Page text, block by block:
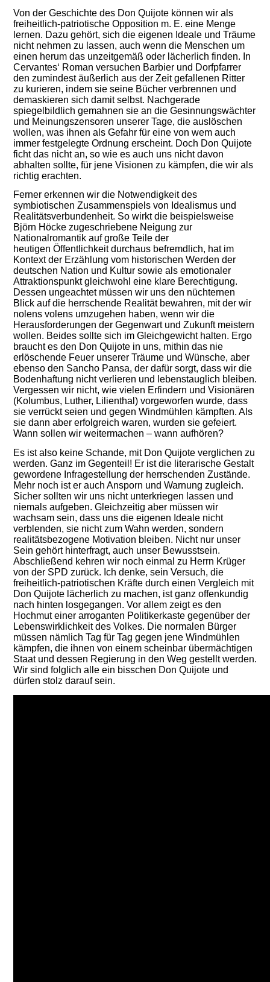
Von der Geschichte des Don Quijote können wir als
freiheitlich-patriotische Opposition m. E. eine Menge
lernen. Dazu gehört, sich die eigenen Ideale und Träume
nicht nehmen zu lassen, auch wenn die Menschen um
einen herum das unzeitgemäß oder lächerlich finden. In
Cervantes‘ Roman versuchen Barbier und Dorfpfarrer
den zumindest äußerlich aus der Zeit gefallenen Ritter
zu kurieren, indem sie seine Bücher verbrennen und
demaskieren sich damit selbst. Nachgerade
spiegelbildlich gemahnen sie an die Gesinnungswächter
und Meinungszensoren unserer Tage, die auslöschen
wollen, was ihnen als Gefahr für eine von wem auch
immer festgelegte Ordnung erscheint. Doch Don Quijote
ficht das nicht an, so wie es auch uns nicht davon
abhalten sollte, für jene Visionen zu kämpfen, die wir als
richtig erachten.
Ferner erkennen wir die Notwendigkeit des
symbiotischen Zusammenspiels von Idealismus und
Realitätsverbundenheit. So wirkt die beispielsweise
Björn Höcke zugeschriebene Neigung zur
Nationalromantik auf große Teile der
heutigen Öffentlichkeit durchaus befremdlich, hat im
Kontext der Erzählung vom historischen Werden der
deutschen Nation und Kultur sowie als emotionaler
Attraktionspunkt gleichwohl eine klare Berechtigung.
Dessen ungeachtet müssen wir uns den nüchternen
Blick auf die herrschende Realität bewahren, mit der wir
nolens volens umzugehen haben, wenn wir die
Herausforderungen der Gegenwart und Zukunft meistern
wollen. Beides sollte sich im Gleichgewicht halten. Ergo
braucht es den Don Quijote in uns, mithin das nie
erlöschende Feuer unserer Träume und Wünsche, aber
ebenso den Sancho Pansa, der dafür sorgt, dass wir die
Bodenhaftung nicht verlieren und lebenstauglich bleiben.
Vergessen wir nicht, wie vielen Erfindern und Visionären
(Kolumbus, Luther, Lilienthal) vorgeworfen wurde, dass
sie verrückt seien und gegen Windmühlen kämpften. Als
sie dann aber erfolgreich waren, wurden sie gefeiert.
Wann sollen wir weitermachen – wann aufhören?
Es ist also keine Schande, mit Don Quijote verglichen zu
werden. Ganz im Gegenteil! Er ist die literarische Gestalt
gewordene Infragestellung der herrschenden Zustände.
Mehr noch ist er auch Ansporn und Warnung zugleich.
Sichersollten wir uns nicht unterkriegen lassen und
niemals aufgeben. Gleichzeitig aber müssen wir
wachsam sein, dass uns die eigenen Ideale nicht
verblenden, sie nicht zum Wahn werden, sondern
realitätsbezogene Motivation bleiben. Nicht nur unser
Sein gehört hinterfragt, auch unser Bewusstsein.
Abschließend kehren wir noch einmal zu Herrn Krüger
von der SPD zurück. Ich denke, sein Versuch, die
freiheitlich-patriotischen Kräfte durch einen Vergleich mit
Don Quijote lächerlich zu machen, ist ganz offenkundig
nach hinten losgegangen. Vor allem zeigt es den
Hochmuteiner arroganten Politikerkaste gegenüber der
Lebenswirklichkeit des Volkes. Dienormalen Bürger
müssen nämlich Tag für Tag gegen jene Windmühlen
kämpfen, die ihnen von einem scheinbar übermächtigen
Staatund dessen Regierung in den Weg gestellt werden.
Wir sind folglich alle ein bisschen Don Quijote und
dürfen stolz darauf sein.